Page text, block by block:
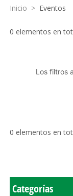
Inicio > Eventos
0 elementos en
Los filtros
0 elementos en
Categorías